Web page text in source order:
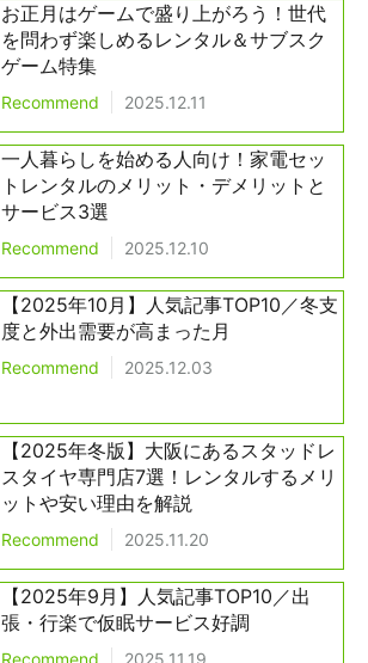
お正月はゲームで盛り上がろう！世代
を問わず楽しめるレンタル＆サブスク
ゲーム特集
Recommend 2025.12.11
一人暮らしを始める人向け！家電セッ
トレンタルのメリット・デメリットと
サービス3選
Recommend 2025.12.10
【2025年10月】人気記事TOP10／冬支
度と外出需要が高まった月
Recommend 2025.12.03
【2025年冬版】大阪にあるスタッドレ
スタイヤ専門店7選！レンタルするメリ
ットや安い理由を解説
Recommend 2025.11.20
【2025年9月】人気記事TOP10／出
張・行楽で仮眠サービス好調
Recommend 2025.11.19